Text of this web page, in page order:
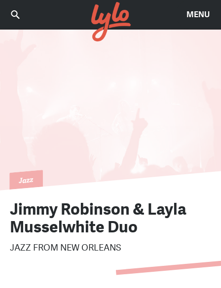
MENU
Jazz
Jimmy Robinson & Layla
Musselwhite Duo
JAZZ FROM NEW ORLEANS